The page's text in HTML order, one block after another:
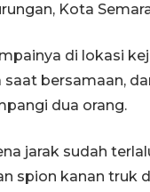
Kota
di lokasi
saat bersamaan,
dua orang.
jarak sudah
spion kanan truk